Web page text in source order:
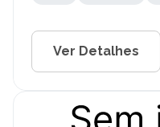
Ver Detalhes